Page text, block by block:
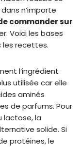
n’importe
commander sur
Voici les bases
les recettes.
l’ingrédient
utilisée car elle
aminés
de parfums. Pour
lactose, la
solide. Si
protéines, le